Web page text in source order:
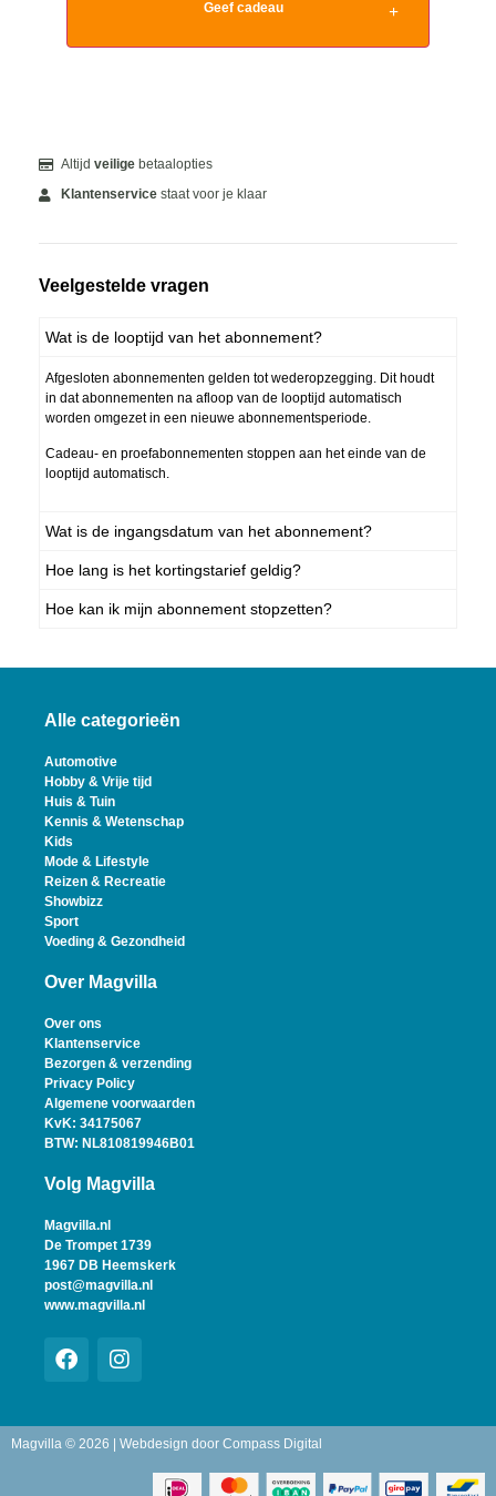
Geef cadeau
Altijd veilige betaalopties
Klantenservice staat voor je klaar
Veelgestelde vragen
Wat is de looptijd van het abonnement?
Afgesloten abonnementen gelden tot wederopzegging. Dit houdt
in dat abonnementen na afloop van de looptijd automatisch
worden omgezet in een nieuwe abonnementsperiode.
Cadeau- en proefabonnementen stoppen aan het einde van de
looptijd automatisch.
Wat is de ingangsdatum van het abonnement?
Hoe lang is het kortingstarief geldig?
Hoe kan ik mijn abonnement stopzetten?
Alle categorieën
Automotive
Hobby & Vrije tijd
Huis & Tuin
Kennis & Wetenschap
Kids
Mode & Lifestyle
Reizen & Recreatie
Showbizz
Sport
Voeding & Gezondheid
Over Magvilla
Over ons
Klantenservice
Bezorgen & verzending
Privacy Policy
Algemene voorwaarden
KvK: 34175067
BTW: NL810819946B01
Volg Magvilla
Magvilla.nl
De Trompet 1739
1967 DB Heemskerk
post@magvilla.nl
www.magvilla.nl
Magvilla © 2026 | Webdesign door Compass Digital